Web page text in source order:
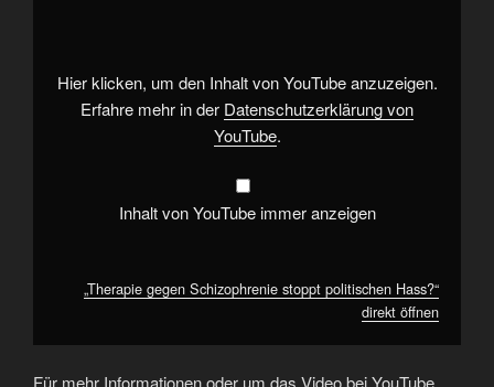
YouTube
anzeigen
Hier klicken, um den Inhalt von YouTube anzuzeigen.
Erfahre mehr in der Datenschutzerklärung von
YouTube.
Inhalt von YouTube immer anzeigen
„Therapie gegen Schizophrenie stoppt politischen Hass?“
direkt öffnen
Für mehr Informationen oder um das Video bei YouTube